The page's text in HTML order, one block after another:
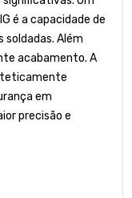
é a capacidade de
Além
acabamento. A
em
precisão e